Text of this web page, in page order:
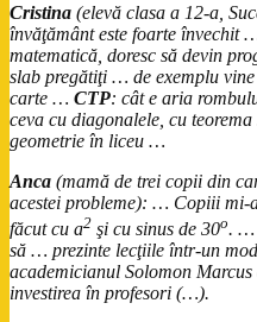
Cristina (elevă clasa a 12-a,
învăţământ este foarte învechit
matematică, doresc să devin
slab pregătiţi … de exemplu
carte … CTP: cât e aria
ceva cu diagonalele, cu
geometrie în liceu …
Anca (mamă de trei copii din
acestei probleme): … Copiii mi-
făcut cu a2 şi cu sinus de 30o. …
să … prezinte lecţiile într-un
academicianul Solomon
investirea în profesori (…).